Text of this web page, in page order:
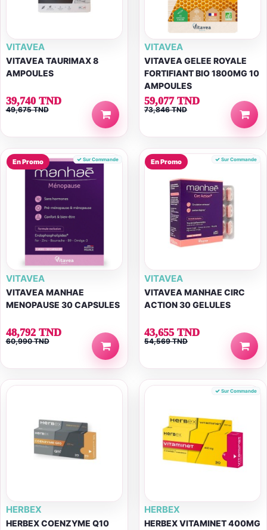
VITAVEA
VITAVEA TAURIMAX 8
AMPOULES
39,740 TND
49,675 TND
VITAVEA
VITAVEA GELEE ROYALE
FORTIFIANT BIO 1800MG 10
AMPOULES
59,077 TND
73,846 TND
En Promo Sur Commande
VITAVEA
VITAVEA MANHAE
MENOPAUSE 30 CAPSULES
48,792 TND
60,990 TND
En Promo Sur Commande
VITAVEA
VITAVEA MANHAE CIRC
ACTION 30 GELULES
43,655 TND
54,569 TND
HERBEX
HERBEX COENZYME Q10
Sur Commande
HERBEX
HERBEX VITAMINET 400MG